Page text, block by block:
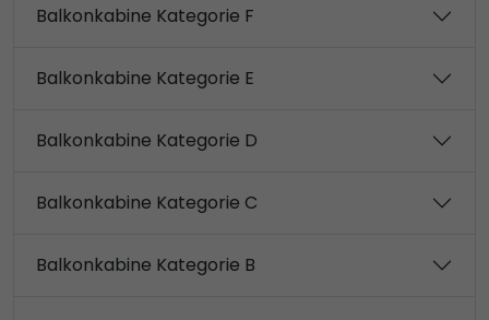
Balkonkabine Kategorie F
Balkonkabine Kategorie E
Balkonkabine Kategorie D
Balkonkabine Kategorie C
Balkonkabine Kategorie B